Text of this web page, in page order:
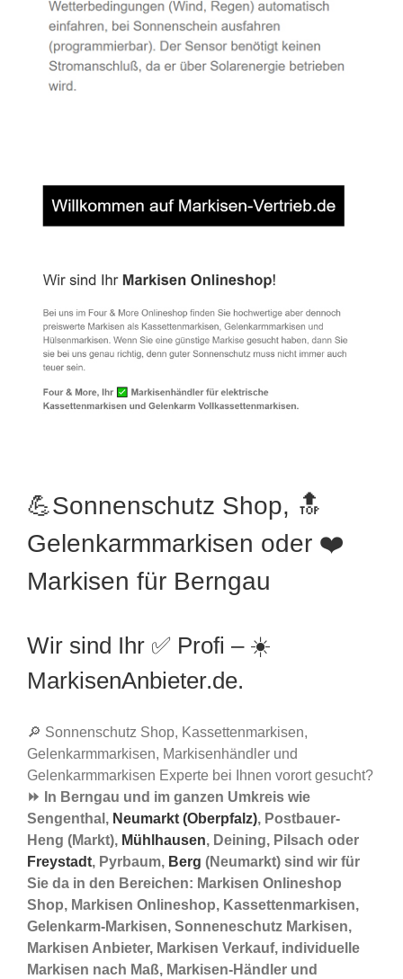
💪Sonnenschutz Shop, 🔝
Gelenkarmmarkisen oder ❤️
Markisen für Berngau
Wir sind Ihr ✅ Profi – ☀️
MarkisenAnbieter.de.
🔎 Sonnenschutz Shop, Kassettenmarkisen,
Gelenkarmmarkisen, Markisenhändler und
Gelenkarmmarkisen Experte bei Ihnen vorort gesucht?
⏩ In Berngau und im ganzen Umkreis wie
Sengenthal, Neumarkt (Oberpfalz), Postbauer-
Heng (Markt), Mühlhausen, Deining, Pilsach oder
Freystadt, Pyrbaum, Berg (Neumarkt) sind wir für
Sie da in den Bereichen: Markisen Onlineshop
Shop, Markisen Onlineshop, Kassettenmarkisen,
Gelenkarm-Markisen, Sonneneschutz Markisen,
Markisen Anbieter, Markisen Verkauf, individuelle
Markisen nach Maß, Markisen-Händler und